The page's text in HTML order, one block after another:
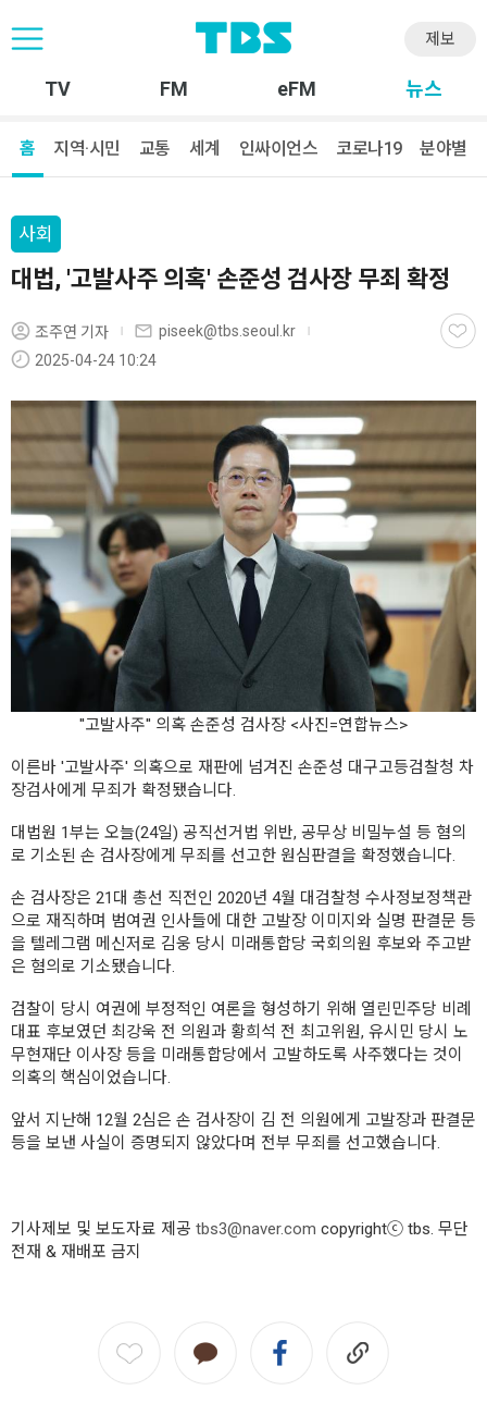
제보
TV FM eFM 뉴스
홈 지역·시민 교통 세계 인싸이언스 코로나19 분야별
사회
대법, '고발사주 의혹' 손준성 검사장 무죄 확정
조주연 기자
piseek@tbs.seoul.kr
2025-04-24 10:24
''고발사주'' 의혹 손준성 검사장 <사진=연합뉴스>
이른바 '고발사주' 의혹으로 재판에 넘겨진 손준성 대구고등검찰청 차
장검사에게 무죄가 확정됐습니다.
대법원 1부는 오늘(24일) 공직선거법 위반, 공무상 비밀누설 등 혐의
로 기소된 손 검사장에게 무죄를 선고한 원심판결을 확정했습니다.
손 검사장은 21대 총선 직전인 2020년 4월 대검찰청 수사정보정책관
으로 재직하며 범여권 인사들에 대한 고발장 이미지와 실명 판결문 등
을 텔레그램 메신저로 김웅 당시 미래통합당 국회의원 후보와 주고받
은 혐의로 기소됐습니다.
검찰이 당시 여권에 부정적인 여론을 형성하기 위해 열린민주당 비례
대표 후보였던 최강욱 전 의원과 황희석 전 최고위원, 유시민 당시 노
무현재단 이사장 등을 미래통합당에서 고발하도록 사주했다는 것이
의혹의 핵심이었습니다.
앞서 지난해 12월 2심은 손 검사장이 김 전 의원에게 고발장과 판결문
등을 보낸 사실이 증명되지 않았다며 전부 무죄를 선고했습니다.
기사제보 및 보도자료 제공 tbs3@naver.com copyrightⓒ tbs. 무단
전재 & 재배포 금지